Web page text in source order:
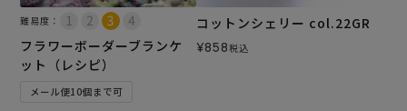
難易度：
フラワーボーダーブランケ
ット（レシピ）
メール便10個まで可
コットンシェリー col.22GR
¥858税込